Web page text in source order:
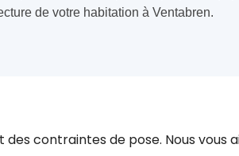
de votre habitation à Ventabren.
contraintes de pose. Nous